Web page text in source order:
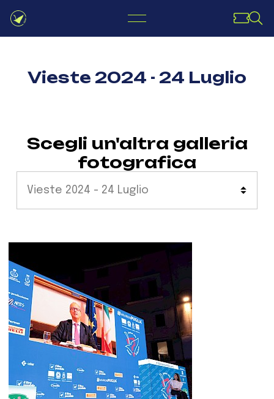
Vieste 2024 - 24 Luglio
Scegli un'altra galleria
fotografica